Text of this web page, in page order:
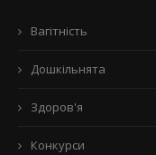
Вагітність
Дошкільнята
Здоров'я
Конкурси